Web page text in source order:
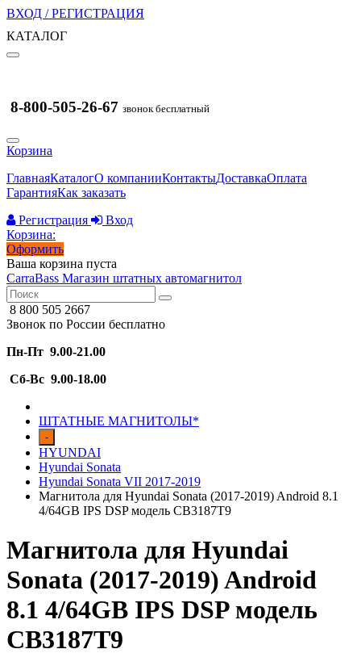
ВХОД / РЕГИСТРАЦИЯ
КАТАЛОГ
8-800-505-26-67 звонок бесплатный
Корзина
ГлавнаяКаталогО компанииКонтактыДоставкаОплата
ГарантияКак заказать
Регистрация
Вход
Корзина:
Оформить
Ваша корзина пуста
CarraBass Магазин штатных автомагнитол
8 800 505 2667
Звонок по России бесплатно
Пн-Пт 9.00-21.00
Сб-Вс 9.00-18.00
ШТАТНЫЕ МАГНИТОЛЫ*
-
HYUNDAI
Hyundai Sonata
Hyundai Sonata VII 2017-2019
Магнитола для Hyundai Sonata (2017-2019) Android 8.1
4/64GB IPS DSP модель СB3187T9
Магнитола для Hyundai
Sonata (2017-2019) Android
8.1 4/64GB IPS DSP модель
СB3187T9